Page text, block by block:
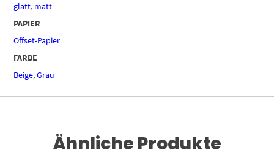
glatt, matt
PAPIER
Offset-Papier
FARBE
Beige,Grau
Ähnliche Produkte